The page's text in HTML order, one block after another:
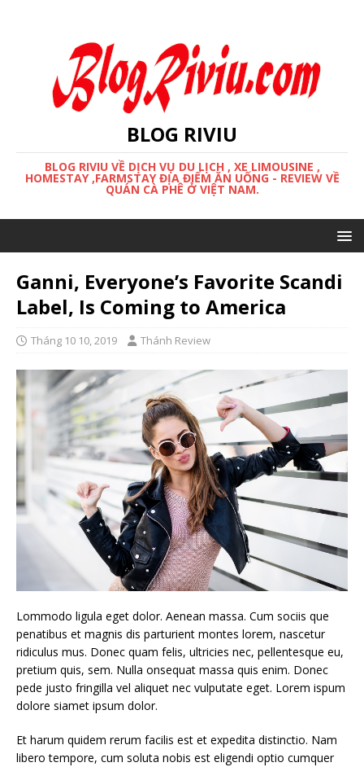
BLOG RIVIU
BLOG RIVIU VỀ DỊCH VỤ DU LỊCH , XE LIMOUSINE ,
HOMESTAY ,FARMSTAY ĐỊA ĐIỂM ĂN UỐNG - REVIEW VỀ
QUÁN CÀ PHÊ Ở VIỆT NAM.
Ganni, Everyone’s Favorite Scandi
Label, Is Coming to America
Tháng 10 10, 2019 Thánh Review
Lommodo ligula eget dolor. Aenean massa. Cum sociis que
penatibus et magnis dis parturient montes lorem, nascetur
ridiculus mus. Donec quam felis, ultricies nec, pellentesque eu,
pretium quis, sem. Nulla onsequat massa quis enim. Donec
pede justo fringilla vel aliquet nec vulputate eget. Lorem ispum
dolore siamet ipsum dolor.
Et harum quidem rerum facilis est et expedita distinctio. Nam
libero tempore, cum soluta nobis est eligendi optio cumquer